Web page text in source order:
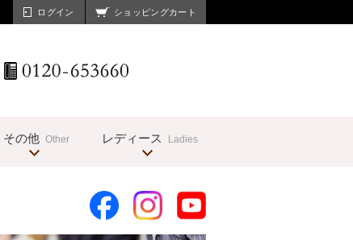
ログイン ショッピングカート
その他 Other レディース Ladies